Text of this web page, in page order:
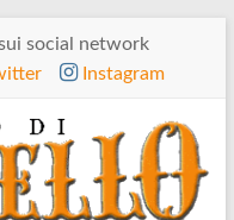
social network
Instagram